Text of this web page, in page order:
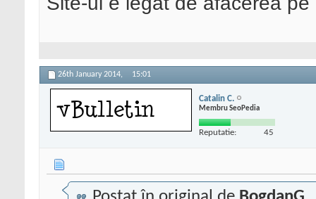
26th January 2014, 15:01
Catalin C.
Membru SeoPedia
Reputatie: 45